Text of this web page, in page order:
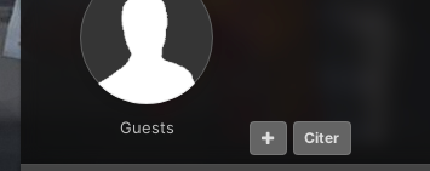
Guests Citer